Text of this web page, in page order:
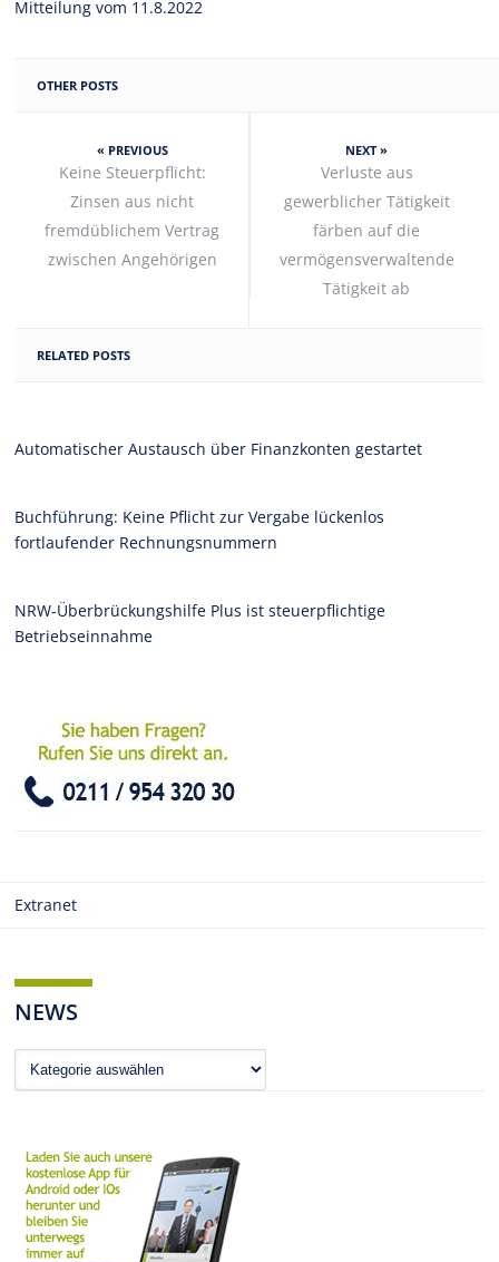
Mitteilung vom 11.8.2022
OTHER POSTS
« PREVIOUS
Keine Steuerpflicht:
Zinsen aus nicht
fremdüblichem Vertrag
zwischen Angehörigen
NEXT »
Verluste aus
gewerblicher Tätigkeit
färben auf die
vermögensverwaltende
Tätigkeit ab
RELATED POSTS
Automatischer Austausch über Finanzkonten gestartet
Buchführung: Keine Pflicht zur Vergabe lückenlos
fortlaufender Rechnungsnummern
NRW-Überbrückungshilfe Plus ist steuerpflichtige
Betriebseinnahme
Extranet
NEWS
News